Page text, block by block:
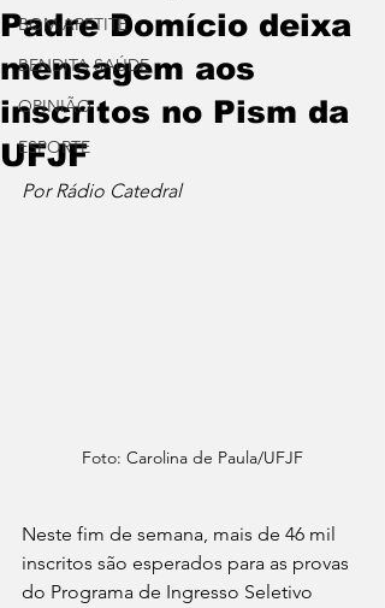
BOM APETITE
BENDITA SAÚDE
OPINIÃO
ESPORTE
Padre Domício deixa
mensagem aos
inscritos no Pism da
UFJF
Por Rádio Catedral
Foto: Carolina de Paula/UFJF
Neste fim de semana, mais de 46 mil
inscritos são esperados para as provas
do Programa de Ingresso Seletivo